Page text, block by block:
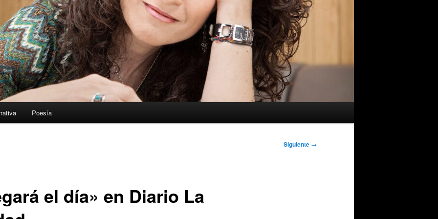
Poesía
Siguiente →
el día» en Diario La